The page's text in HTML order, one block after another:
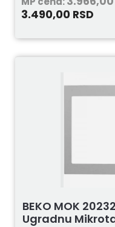
3.490,00 RSD
BEKO MOK
Ugradnu